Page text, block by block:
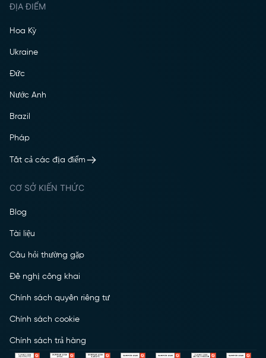
ĐỊA ĐIỂM
Hoa Kỳ
Ukraine
Đức
Nước Anh
Brazil
Pháp
Tất cả các địa điểm
CƠ SỞ KIẾN THỨC
Blog
Tài liệu
Câu hỏi thường gặp
Đề nghị công khai
Chính sách quyền riêng tư
Chính sách cookie
Chính sách trả hàng